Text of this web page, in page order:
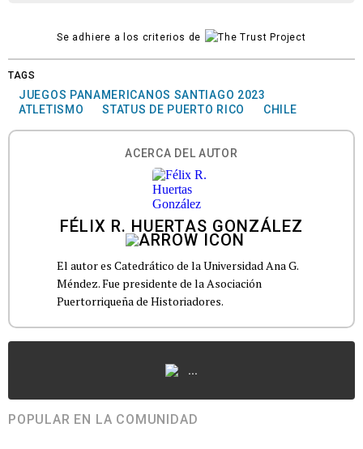
Se adhiere a los criterios de
TAGS
JUEGOS PANAMERICANOS SANTIAGO 2023
ATLETISMO
STATUS DE PUERTO RICO CHILE
ACERCA DEL AUTOR
FÉLIX R. HUERTAS GONZÁLEZ
El autor es Catedrático de la Universidad Ana G.
Méndez. Fue presidente de la Asociación
Puertorriqueña de Historiadores.
...
POPULAR EN LA COMUNIDAD